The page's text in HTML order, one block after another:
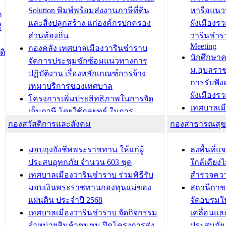
สำนักทะเบียนท้องถิ่นเทศบาลเมือง
วารินชำราบ ดำเนินการมอบทะเบียน
บ้าน ทร.14 และบัตรประจำตัว
ประชาชนบุคคลประเภท 8 แก่บุคคลที่
ได้รับการเพิ่มชื่อในทะเบียนบ้าน
(ท.ร.14) กรณีคนไม่มีสัญชาติไทยได้รับ
อนุญาตให้มีถิ่นที่อยู่
ประชุมคณะกรรมการประเมินผลการ
ควบคุมภายในของ สำนัก/กอง/
โรงเรียน/ศูนย์พัฒนาเด็กเล็ก/สถานธนา
บทความ อื่นๆ ...
ชีวา สร้า
ขับเคลื่อน
“เมืองแห่
บทความ อื่นๆ ...
Solution พิมพ์พร้อมส่งงานภาษีที่ดิน
และสิ่งปลูกสร้าง แก่องค์กรปกครอง
ส่วนท้องถิ่น
กองคลัง เทศบาลเมืองวารินชำราบ
จัดการประชุมซักซ้อมแนวทางการ
ปฏิบัติงาน เรื่องหลักเกณฑ์การจ้าง
เหมาบริการของเทศบาล
โครงการเพิ่มประสิทธิภาพในการจัด
เก็บภาษี โดยใช้กลยุทธ์ ในการ
พัฒนาการจัดเก็บรายได้ ประจำปี พ.ศ.
เทศบาลเมืองวารินชำราบ ร่วมการ
ประชุมวิชาการระดับนานาชาติและ
นิทรรศการด้านนวัตกรรมท้องถิ่น 2568
และรับรางวัลทีมนักวิจัยดีเด่นจาก
นวัตกรรมโครงการทะเบียนภาษีป้าย
ประชุมผู้เช่าอาคารพาณิชย์ บริเวณ
ถนนเกษมสุขและถนนประทุมเทพภักดี
หารือแน
ผังเมืองร
วารินชำร
Meeting
นักศึกษา
ม.อุบลรา
การรับฟั
ผังเมืองร
เทศบาลเ
โครงการ
เทศบาล
รับฟังคว
ผังเมือง
วารินชำ
เทศบาล
ซักซ้อมแ
ประโยช
กองสวัสดิการและสังคม
มอบถุงยังชีพพระราชทาน ให้แก่ผู้
ประสบอุทกภัย จำนวน 603 ชุด
เทศบาลเมืองวารินชำราบ ร่วมพิธีรับ
มอบเงินพระราชทานกองทุนแม่ของ
แผ่นดิน ประจำปี 2568
เทศบาลเมืองวารินชำราบ จัดกิจกรรม
กองสาธารณสุ
ลงพื้นที่แ
ใกล้เคียง
สำรวจค
สถานีกา
จัดอบรม
เคลื่อนแ